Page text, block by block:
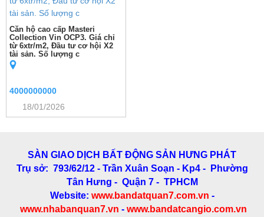
Căn hộ cao cấp Masteri
Collection Vin OCP3. Giá chỉ
từ 6xtr/m2, Đầu tư cơ hội X2
tài sản. Số lượng c
4000000000
18/01/2026
SÀN GIAO DỊCH BẤT ĐỘNG SẢN HƯNG PHÁT
Trụ sở: 793/62/12 - Trần Xuân Soạn - Kp4 - Phường
Tân Hưng - Quận 7 - TPHCM
Website: www.bandatquan7.com.vn -
www.nhabanquan7.vn - www.bandatcangio.com.vn